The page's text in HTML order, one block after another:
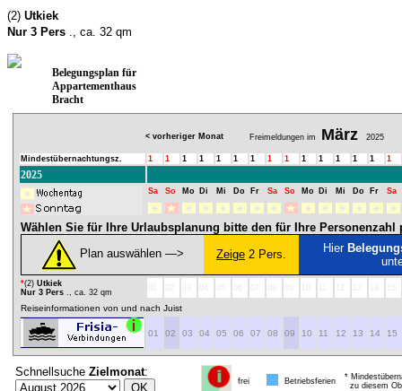
(2) Utkiek
Nur 3 Pers ., ca. 32 qm
Belegungsplan für
Appartementhaus
Bracht
< vorheriger Monat Freimeldungen im März 2025
Mindestübernachtungsz. 1 1 1 1 1 1 1 1 1 1 1 1 1 1 1
2025
Sa So Mo Di Mi Do Fr Sa So Mo Di Mi Do Fr Sa
Wählen Sie für Ihre Urlaubsplanung bitte den für Ihre Personenzahl
Plan auswählen ―>
Zeige 2 Pers. Hier
*(2) Utkiek
Nur 3 Pers ., ca. 32 qm
Reiseinformationen von und nach Juist
01 02 03 04 05 06 07 08 09 10 11 12 13 14 15
Schnellsuche Zielmonat:
frei Betriebsferien
*
zu diesem